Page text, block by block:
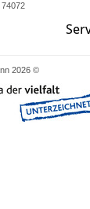
74072 Heilbronn
© 2026 Stadt Heilbronn